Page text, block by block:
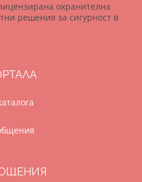
охранителна
решения за сигурност в